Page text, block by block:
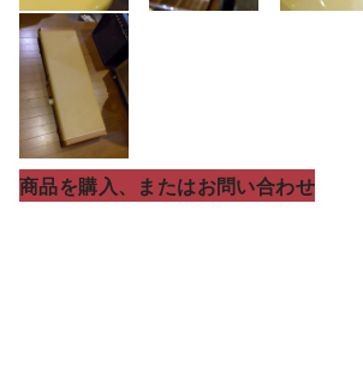
商品を購入、またはお問い合わせ